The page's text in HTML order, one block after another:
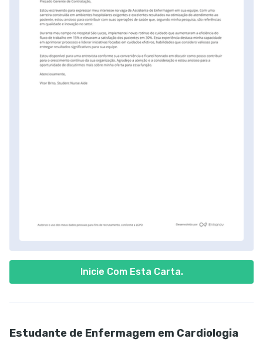
Inicie Com Esta Carta.
Estudante de Enfermagem em Cardiologia